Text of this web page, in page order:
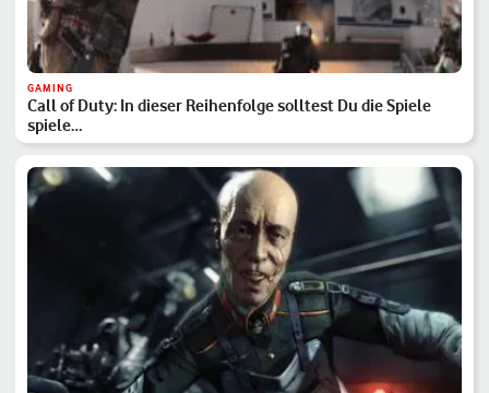
GAMING
Call of Duty: In dieser Reihenfolge solltest Du die Spiele
spiele…